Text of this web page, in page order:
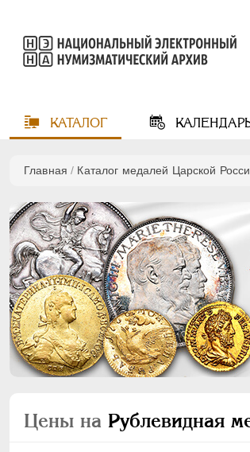
КАТАЛОГ
Главная / Каталог медалей Царской
Цены на Рублевидная